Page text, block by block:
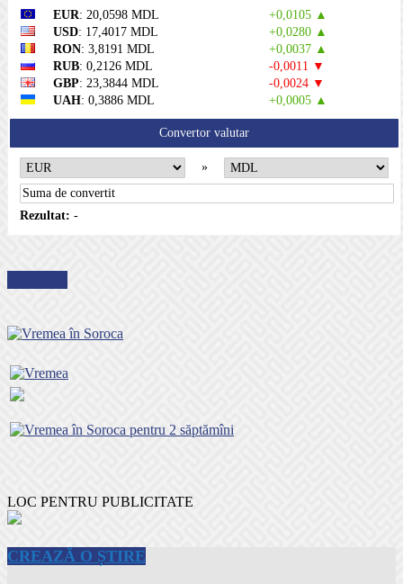
EUR: 20,0598 MDL
+0,0105 ▲
USD: 17,4017 MDL
+0,0280 ▲
RON: 3,8191 MDL
+0,0037 ▲
RUB: 0,2126 MDL
-0,0011 ▼
GBP: 23,3844 MDL
-0,0024 ▼
UAH: 0,3886 MDL +0,0005 ▲
Convertor valutar
»
Rezultat: -
LOC PENTRU PUBLICITATE
CREAZĂ O ȘTIRE